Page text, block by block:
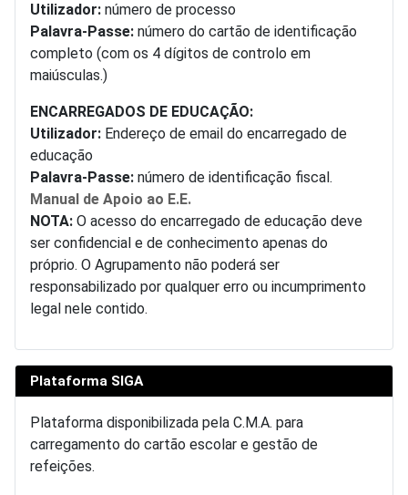
Utilizador: número de processo
Palavra-Passe: número do cartão de identificação
completo (com os 4 dígitos de controlo em
maiúsculas.)
ENCARREGADOS DE EDUCAÇÃO:
Utilizador: Endereço de email do encarregado de
educação
Palavra-Passe: número de identificação fiscal.
Manual de Apoio ao E.E.
NOTA: O acesso do encarregado de educação deve
ser confidencial e de conhecimento apenas do
próprio. O Agrupamento não poderá ser
responsabilizado por qualquer erro ou incumprimento
legal nele contido.
Plataforma SIGA
Plataforma disponibilizada pela C.M.A. para
carregamento do cartão escolar e gestão de
refeições.